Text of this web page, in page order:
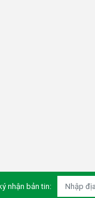
nhận bản tin: